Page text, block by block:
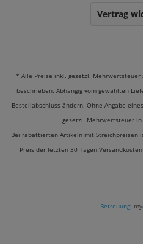
Vertrag
* Alle Preise inkl. gesetzl. Mehrwertsteuer
beschrieben. Abhängig vom gewählten
Bestellabschluss ändern. Ohne Angabe
gesetzl. Mehrwertsteuer
Bei rabattierten Artikeln mit Streichpreisen
Preis der letzten 30
Betreuung: